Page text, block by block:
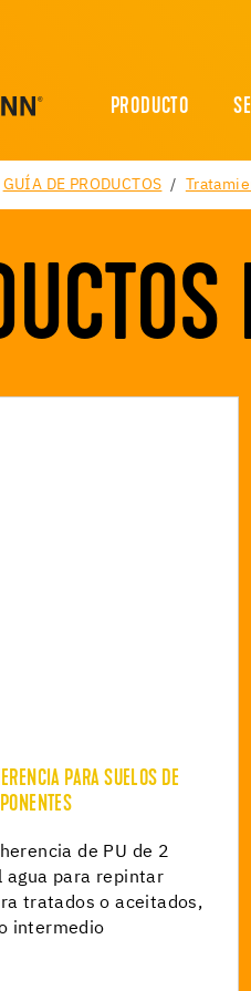
PRODUCTO
GUÍA DE PRODUCTOS
PARA SUELOS DE
de PU de 2
agua para repintar
tratados o aceitados,
intermedio